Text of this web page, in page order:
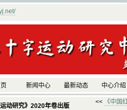
新闻中心 最新动态 中心介绍
运动研究》2020年卷出版
<< 《中国